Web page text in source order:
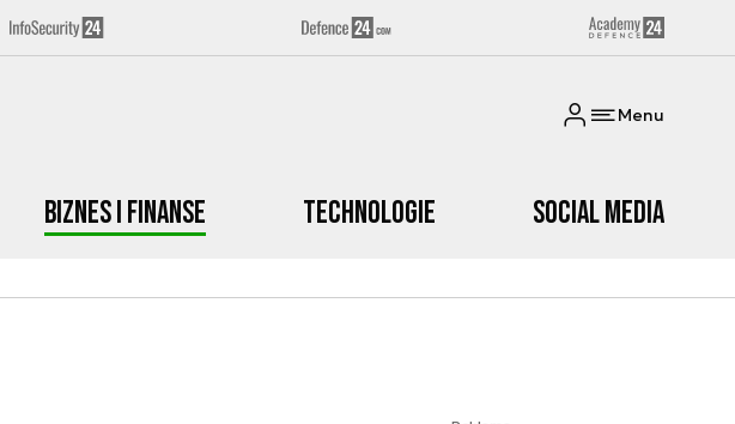
Menu
Biznes i Finanse Technologie Social media